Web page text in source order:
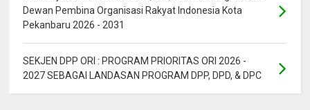
Dewan Pembina Organisasi Rakyat Indonesia Kota
Pekanbaru 2026 - 2031
SEKJEN DPP ORI : PROGRAM PRIORITAS ORI 2026 -
2027 SEBAGAI LANDASAN PROGRAM DPP, DPD, & DPC